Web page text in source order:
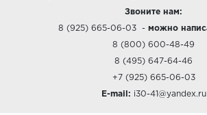
Звоните нам:
8 (925) 665-06-03- можно
8 (800) 600-48-49
8 (495) 647-64-46
+7 (925) 665-06-03
E-mail: i30-41@yandex.ru